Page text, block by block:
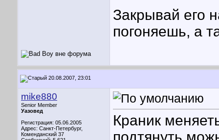
Закрывай его
погоняешь, а
20.08.2007, 23:01
mike880
Senior Member
Уазовед
Регистрация: 05.06.2005
Адрес: Санкт-Петербург,
Коменданский 37
Краник